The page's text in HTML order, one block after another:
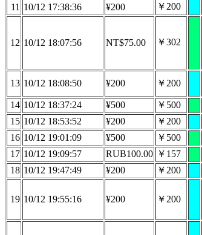
11 10/12 17:38:36 ¥200 ￥200
12 10/12 18:07:56 NT$75.00 ￥302
13 10/12 18:08:50 ¥200 ￥200
14 10/12 18:37:24 ¥500 ￥500
15 10/12 18:53:52 ¥200 ￥200
16 10/12 19:01:09 ¥500 ￥500
17 10/12 19:09:57 RUB100.00 ￥157
18 10/12 19:47:49 ¥200 ￥200
19 10/12 19:55:16 ¥200 ￥200